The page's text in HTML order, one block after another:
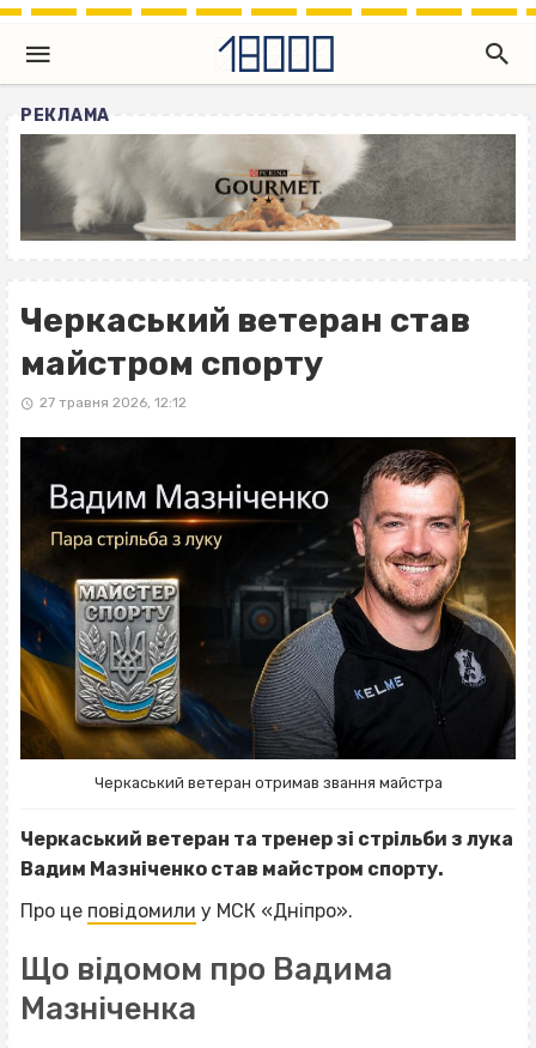
РЕКЛАМА
Черкаський ветеран став
майстром спорту
27 травня 2026, 12:12
Черкаський ветеран отримав звання майстра
Черкаський ветеран та тренер зі стрільби з лука
Вадим Мазніченко став майстром спорту.
Про це повідомили у МСК «Дніпро».
Що відомом про Вадима
Мазніченка